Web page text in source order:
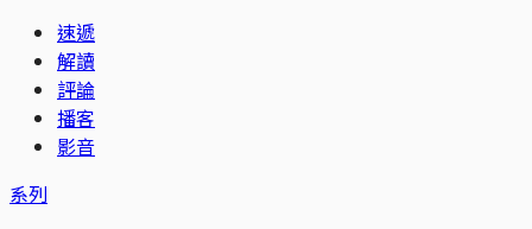
速遞
解讀
評論
播客
影音
系列